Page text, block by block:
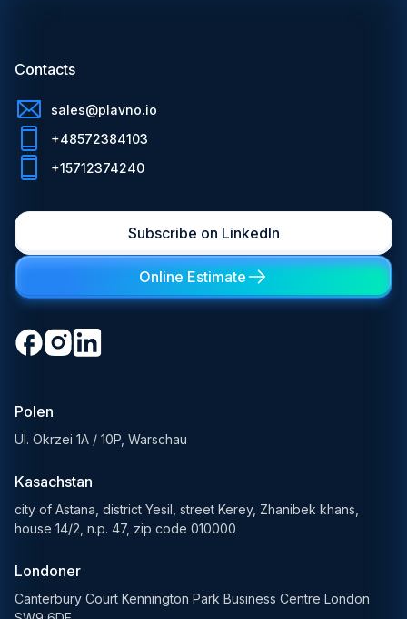
Contacts
sales@plavno.io
+48572384103
+15712374240
Subscribe on LinkedIn
Online Estimate
Polen
Ul. Okrzei 1A / 10P, Warschau
Kasachstan
city of Astana, district Yesil, street Kerey, Zhanibek khans,
house 14/2, n.p. 47, zip code 010000
Londoner
Canterbury Court Kennington Park Business Centre London